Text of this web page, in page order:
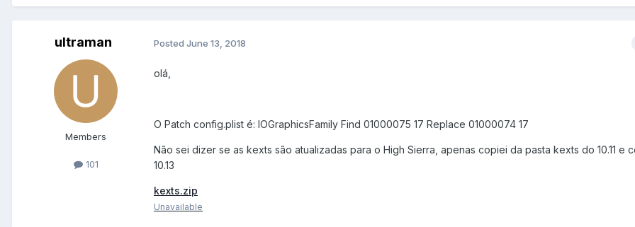
ultraman
Members
101
Posted June 13, 2018
olá,
O Patch config.plist é: IOGraphicsFamily Find 01000075 17 Replace 01000074 17
Não sei dizer se as kexts são atualizadas para o High Sierra, apenas copiei da pasta kexts do 10.11 e
10.13
kexts.zip
Unavailable